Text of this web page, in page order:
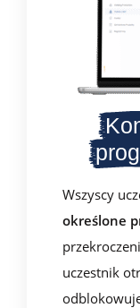
Wszyscy
określone
uczestnik